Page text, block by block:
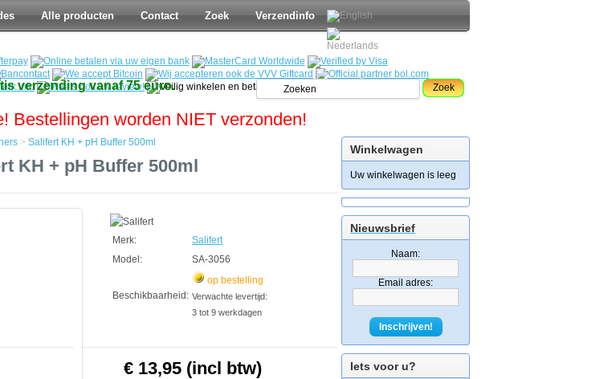
Alle producten Contact Zoek Verzendinfo
verzending vanaf 75 euro. Zoek
Bestellingen worden NIET verzonden!
Winkelwagen
Uw winkelwagen is leeg
Nieuwsbrief
Naam:
Email adres:
Inschrijven!
Iets voor u?
> Salifert KH + pH Buffer 500ml
KH + pH Buffer 500ml
Merk:
Salifert
Model:
SA-3056
Beschikbaarheid:
op bestelling
Verwachte levertijd:
3 tot 9 werkdagen
€ 13,95 (incl btw)